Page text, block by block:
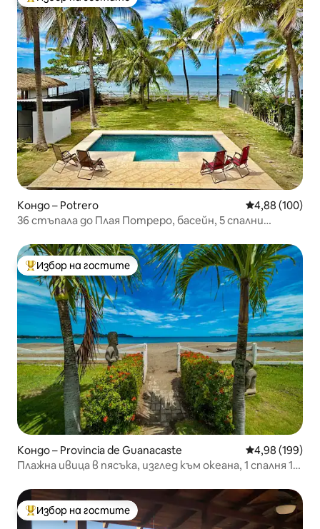
Най-популярен избор на гостите
Кондо – Potrero Средна
4,88 (100)
36 стъпала до Плая Потреро, басейн, 5 спални
Най-популярен избор на гостите
Избор на гостите
Кондо – Provincia de Guanacaste Средна
4,98 (199)
Плажна ивица в пясъка, изглед към океана, 1 спалня 1
Най-популярен избор на гостите
Избор на гостите